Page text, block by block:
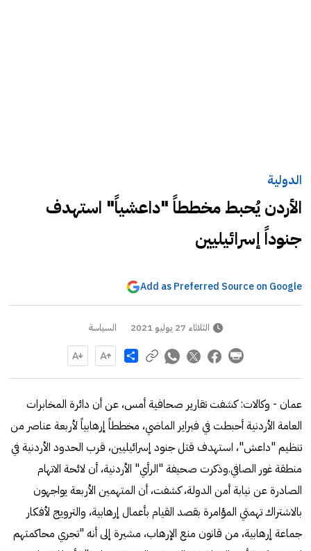
الدولية
الأردن يُحبط مخططاً "داعشياً" استهدف
جنوداً إسرائيليين
Add as Preferred Source on Google
الثلاثاء 27 يوليو 2021 السياسة
Share
عمان - وكالات: كشفت تقارير صحافية أمس، عن أن دائرة المخابرات
العامة الأردنية أحبطت في فبراير الماضي، مخططاً إرهابياً لأربعة عناصر من
تنظيم "داعش"، استهدف قتل جنود إسرائيليين، قرب الحدود الأردنية في
منطقة غور الصافي.وذكرت صحيفة "الرأي" الأردنية، أن لائحة الاتهام
الصادرة عن نيابة أمن الدولة، كشفت، أن المتهمين الأربعة يواجهون
بالاشتراك تهمتي المؤامرة بقصد القيام بأعمال إرهابية، والترويج لأفكار
جماعة إرهابية، من قانون منع الإرهاب، مشيرة إلى أنه "تجري محاكمتهم